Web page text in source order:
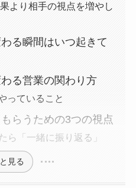
より相手の視点を増やし
る瞬間はいつ起きて
る営業の関わり方
っていること
らうための3つの視点
ら「一緒に振り返る」
見る